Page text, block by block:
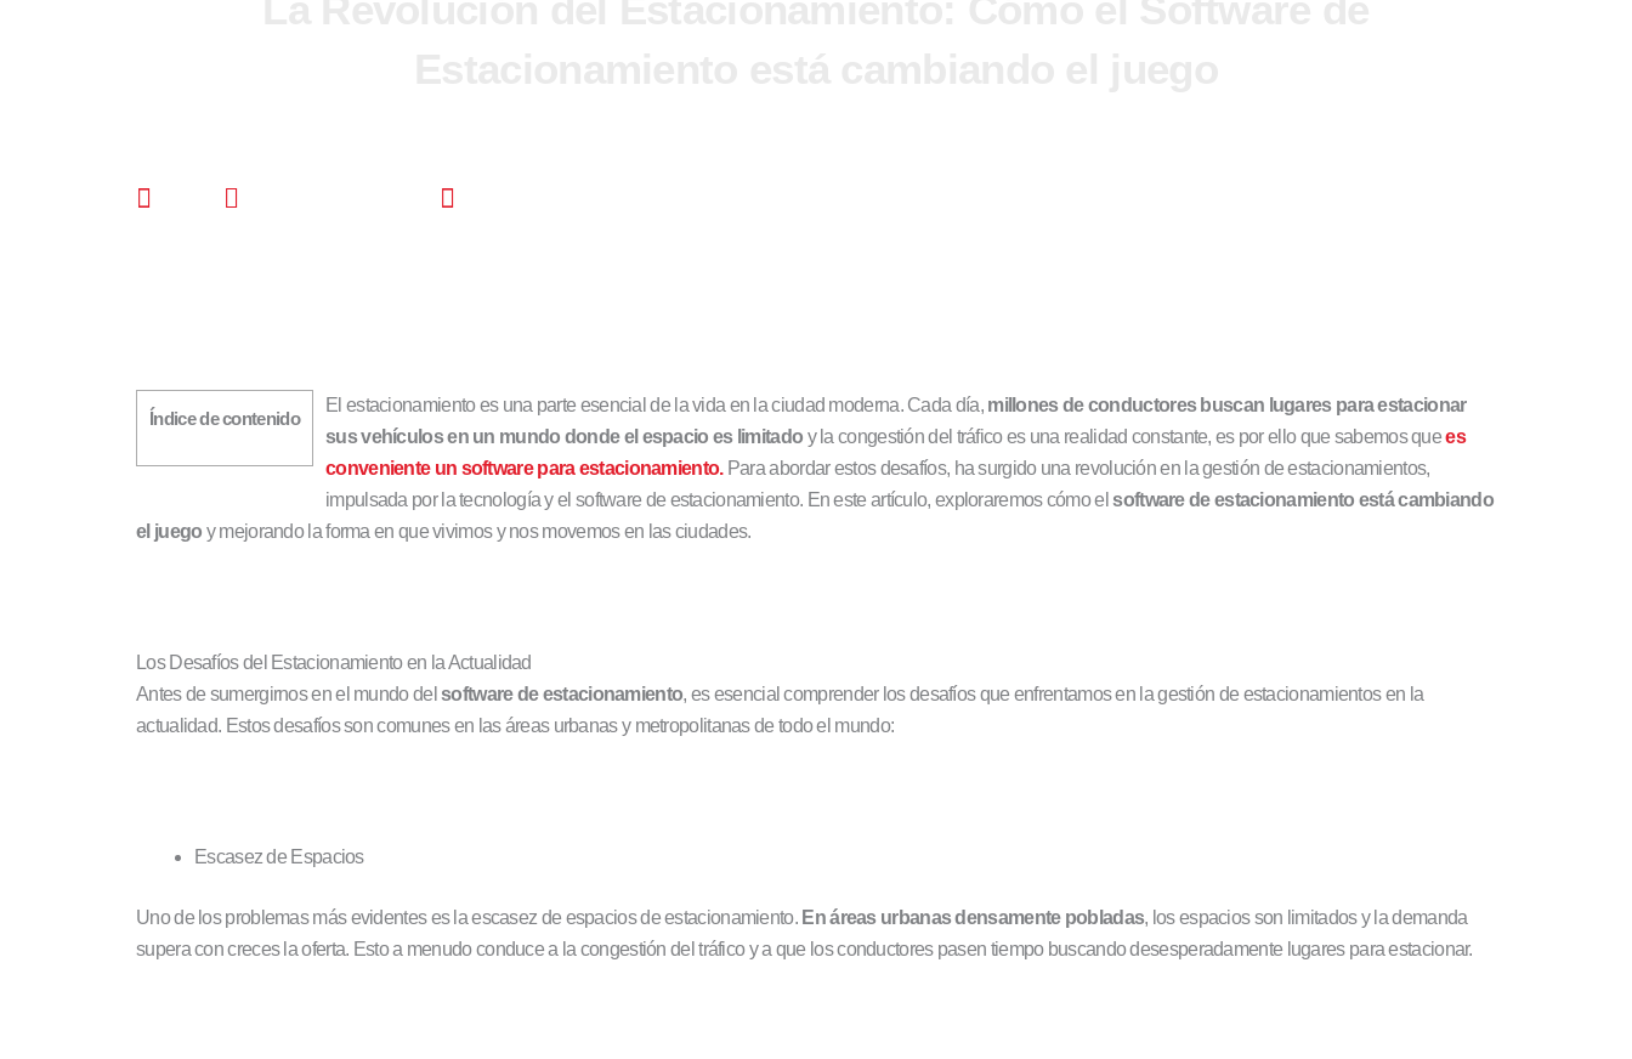
Índice de contenido
El estacionamiento es una parte esencial de la vida en la ciudad moderna. Cada día, millones de conductores buscan lugares para estacionar
sus vehículos en un mundo donde el espacio es limitado y la congestión del tráfico es una realidad constante, es por ello que sabemos quees
conveniente un software para estacionamiento. Para abordar estos desafíos, ha surgido una revolución en la gestión de estacionamientos,
impulsada por la tecnología y el software de estacionamiento. En este artículo, exploraremos cómo el software de estacionamiento está cambiando
el juego y mejorando la forma en que vivimos y nos movemos en las ciudades.
Los Desafíos del Estacionamiento en la Actualidad
Antes de sumergirnos en el mundo del software de estacionamiento, es esencial comprender los desafíos que enfrentamos en la gestión de estacionamientos en la
actualidad. Estos desafíos son comunes en las áreas urbanas y metropolitanas de todo el mundo:
Escasez de Espacios
Uno de los problemas más evidentes es la escasez de espacios de estacionamiento. En áreas urbanas densamente pobladas, los espacios son limitados y la demanda
supera con creces la oferta. Esto a menudo conduce a la congestión del tráfico y a que los conductores pasen tiempo buscando desesperadamente lugares para estacionar.